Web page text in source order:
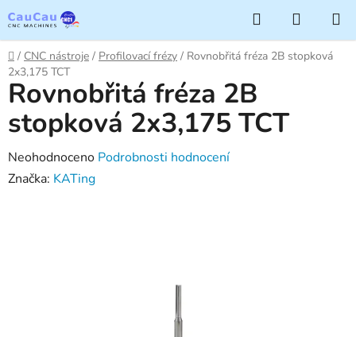
na
obsah
Hledat
KOŠÍK
Domů
/ CNC nástroje / Profilovací frézy / Rovnobřitá fréza 2B stopková
2x3,175 TCT
Rovnobřitá fréza 2B
stopková 2x3,175 TCT
Průměrné
hodnocení
Neohodnoceno Podrobnosti hodnocení
Značka: KATing